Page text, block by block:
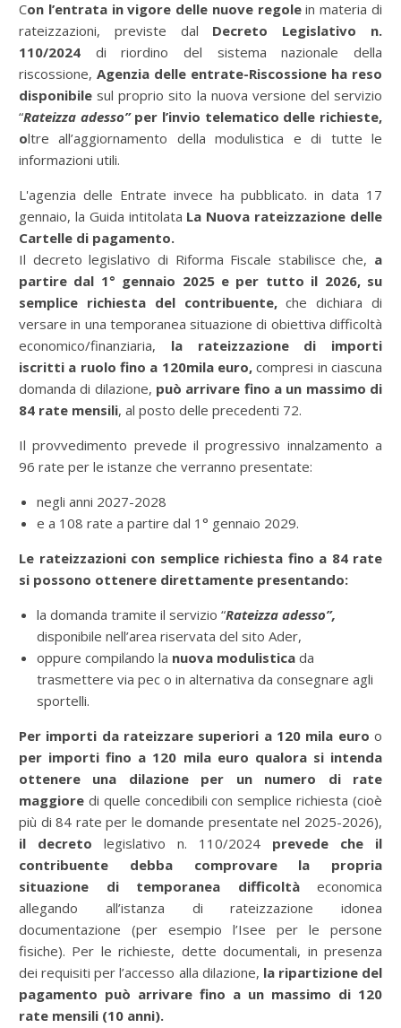
Con l’entrata in vigore delle nuove regolein materia di
rateizzazioni, previste dal Decreto Legislativo n.
110/2024 di riordino del sistema nazionale della
riscossione, Agenzia delle entrate-Riscossione ha reso
disponibile sul proprio sito la nuova versione del servizio
“Rateizza adesso”per l’invio telematico delle richieste,
oltre all’aggiornamento della modulistica e di tutte le
informazioni utili.
L'agenzia delle Entrate invece ha pubblicato. in data 17
gennaio, la Guida intitolata La Nuova rateizzazione delle
Cartelle di pagamento.
Il decreto legislativo di Riforma Fiscale stabilisce che, a
partire dal 1° gennaio 2025 e per tutto il 2026, su
semplice richiesta del contribuente,che dichiara di
versare in una temporanea situazione di obiettiva difficoltà
economico/finanziaria, la rateizzazione di importi
iscritti a ruolo fino a 120mila euro, compresi in ciascuna
domanda di dilazione, può arrivare fino a un massimo di
84 rate mensili, al posto delle precedenti 72.
Il provvedimento prevede il progressivo innalzamento a
96 rate per le istanze che verranno presentate:
negli anni 2027-2028
e a 108 rate a partire dal 1° gennaio 2029.
Le rateizzazioni con semplice richiesta fino a 84 rate
si possono ottenere direttamente presentando:
la domanda tramite il servizio “Rateizza adesso”,
disponibile nell’area riservata del sito Ader,
oppure compilando la nuova modulistica da
trasmettere via pec o in alternativa da consegnare agli
sportelli.
Per importi da rateizzare superiori a 120 mila euro o
per importi fino a 120 mila euro qualora si intenda
ottenere una dilazione per un numero di rate
maggiore di quelle concedibili con semplice richiesta (cioè
più di 84 rate per le domande presentate nel 2025-2026),
il decreto legislativo n. 110/2024 prevede che
il
contribuente debba comprovare la propria
situazione di temporanea difficoltà economica
allegando all’istanza di rateizzazione idonea
documentazione (per esempio l’Isee per le persone
fisiche). Per le richieste, dette documentali, in presenza
dei requisiti per l’accesso alla dilazione, la ripartizione del
pagamento può arrivare fino a un massimo di 120
rate mensili (10 anni).